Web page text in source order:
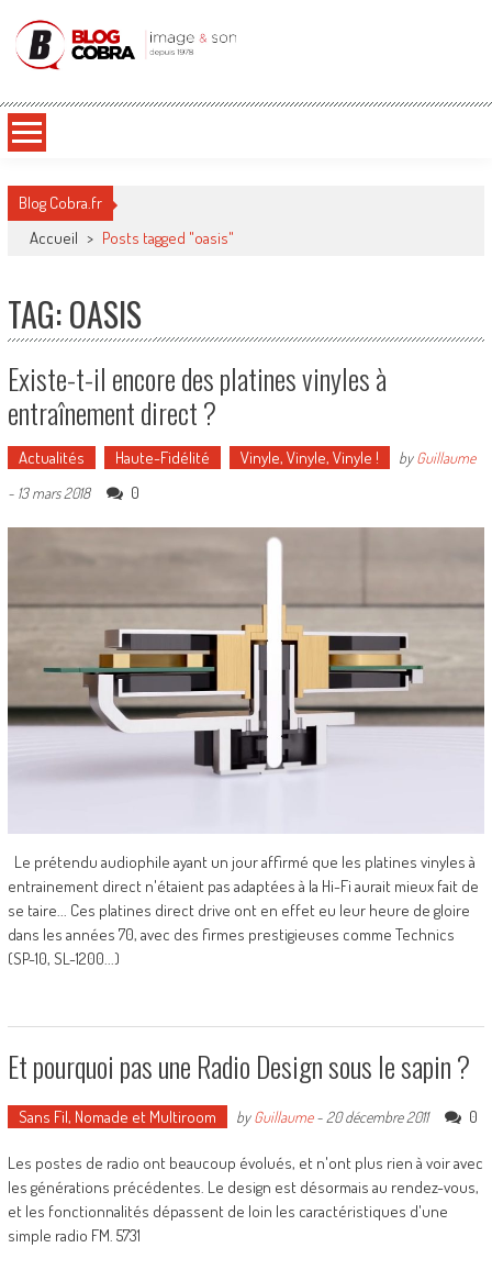
Blog Cobra
Blog Cobra.fr
Accueil > Posts tagged "oasis"
TAG: OASIS
Existe-t-il encore des platines vinyles à
entraînement direct ?
Actualités Haute-Fidélité Vinyle, Vinyle, Vinyle ! byGuillaume
- 13 mars 2018 0
Le prétendu audiophile ayant un jour affirmé que les platines vinyles à
entrainement direct n'étaient pas adaptées à la Hi-Fi aurait mieux fait de
se taire... Ces platines direct drive ont en effet eu leur heure de gloire
dans les années 70, avec des firmes prestigieuses comme Technics
(SP-10, SL-1200...)
Et pourquoi pas une Radio Design sous le sapin ?
Sans Fil, Nomade et Multiroom byGuillaume- 20 décembre 2011 0
Les postes de radio ont beaucoup évolués, et n'ont plus rien à voir avec
les générations précédentes. Le design est désormais au rendez-vous,
et les fonctionnalités dépassent de loin les caractéristiques d'une
simple radio FM. 5731